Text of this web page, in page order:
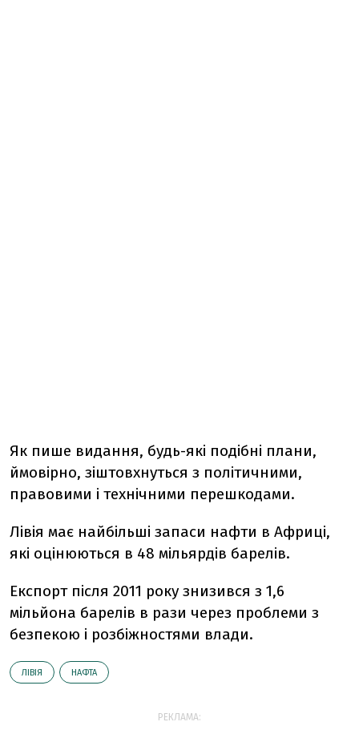
Як пише видання, будь-які подібні плани,
ймовірно, зіштовхнуться з політичними,
правовими і технічними перешкодами.
Лівія має найбільші запаси нафти в Африці,
які оцінюються в 48 мільярдів барелів.
Експорт після 2011 року знизився з 1,6
мільйона барелів в рази через проблеми з
безпекою і розбіжностями влади.
ЛІВІЯ НАФТА
РЕКЛАМА: